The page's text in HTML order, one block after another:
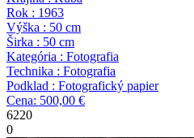
Rok : 1963
Výška : 50 cm
Širka : 50 cm
Kategória : Fotografia
Technika : Fotografia
Podklad : Fotografický papier
Cena: 500,00 €
6220
0